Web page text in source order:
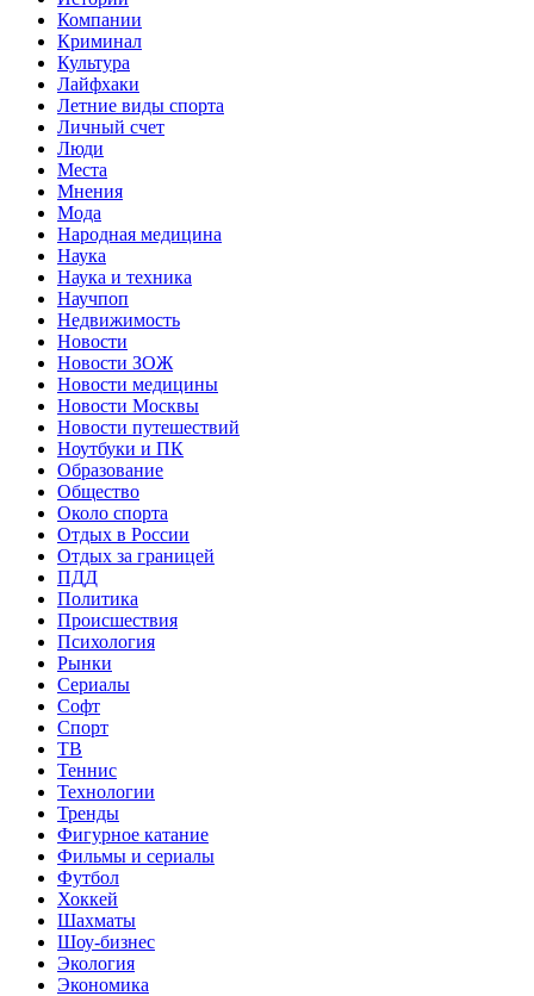
Компании
Криминал
Культура
Лайфхаки
Летние виды спорта
Личный счет
Люди
Места
Мнения
Мода
Народная медицина
Наука
Наука и техника
Научпоп
Недвижимость
Новости
Новости ЗОЖ
Новости медицины
Новости Москвы
Новости путешествий
Ноутбуки и ПК
Образование
Общество
Около спорта
Отдых в России
Отдых за границей
ПДД
Политика
Происшествия
Психология
Рынки
Сериалы
Софт
Спорт
ТВ
Теннис
Технологии
Тренды
Фигурное катание
Фильмы и сериалы
Футбол
Хоккей
Шахматы
Шоу-бизнес
Экология
Экономика